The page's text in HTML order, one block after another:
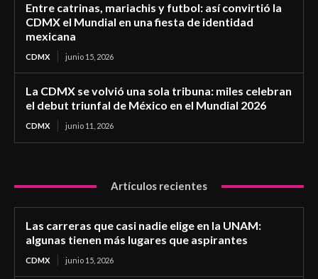
Entre catrinas, mariachis y futbol: así convirtió la
CDMX el Mundial en una fiesta de identidad
mexicana
CDMX junio 15, 2026
La CDMX se volvió una sola tribuna: miles celebran
el debut triunfal de México en el Mundial 2026
CDMX junio 11, 2026
Artículos recientes
Las carreras que casi nadie elige en la UNAM:
algunas tienen más lugares que aspirantes
CDMX junio 15, 2026